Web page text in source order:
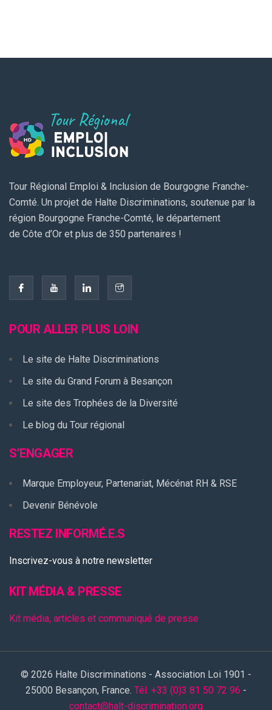
Tour Régional Emploi & Inclusion de Bourgogne Franche-
Comté. Un projet de Halte Discriminations, soutenue par la
région Bourgogne Franche-Comté, le département
de Côte d’Or et plus de 350 partenaires !
POUR ALLER PLUS LOIN
Le site de Halte Discriminations
Le site du Grand Forum à Besançon
Le site des Trophées de la Diversité
Le blog du Tour régional
S’ENGAGER
Marque Employeur, Partenariat, Mécénat RH & RSE
Devenir Bénévole
RESTEZ INFORMÉ.E.S
Inscrivez-vous à notre newsletter
KIT MÉDIA & PRESSE
Kit média, articles et communiqué de presse
© 2026 Halte Discriminations - Association Loi 1901 -
25000 Besançon, France. Tél. +33 (0)3 81 50 72 96 -
contact@halt-discrimination.org